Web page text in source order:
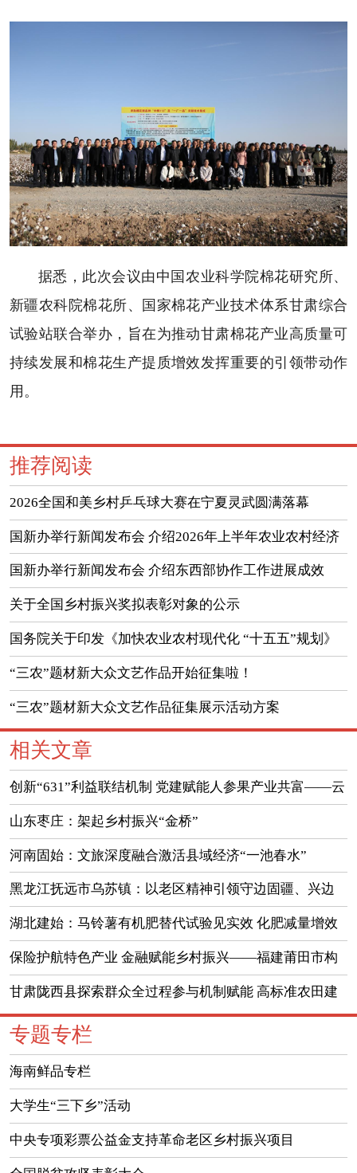
据悉，此次会议由中国农业科学院棉花研究所、
新疆农科院棉花所、国家棉花产业技术体系甘肃综合
试验站联合举办，旨在为推动甘肃棉花产业高质量可
持续发展和棉花生产提质增效发挥重要的引领带动作
用。
推荐阅读
2026全国和美乡村乒乓球大赛在宁夏灵武圆满落幕
国新办举行新闻发布会 介绍2026年上半年农业农村经济
运行情况
国新办举行新闻发布会 介绍东西部协作工作进展成效
（实录）
关于全国乡村振兴奖拟表彰对象的公示
国务院关于印发《加快农业农村现代化 “十五五”规划》
的通知
“三农”题材新大众文艺作品开始征集啦！
“三农”题材新大众文艺作品征集展示活动方案
相关文章
创新“631”利益联结机制 党建赋能人参果产业共富——云
南金平县金水河镇老刘村人参果产业促农增收
山东枣庄：架起乡村振兴“金桥”
河南固始：文旅深度融合激活县域经济“一池春水”
黑龙江抚远市乌苏镇：以老区精神引领守边固疆、兴边
富民
湖北建始：马铃薯有机肥替代试验见实效 化肥减量增效
赋能产业振兴
保险护航特色产业 金融赋能乡村振兴——福建莆田市构
建多层次农业保险筑牢“三农”发展根基
甘肃陇西县探索群众全过程参与机制赋能 高标准农田建
设提质增效
专题专栏
海南鲜品专栏
大学生“三下乡”活动
中央专项彩票公益金支持革命老区乡村振兴项目